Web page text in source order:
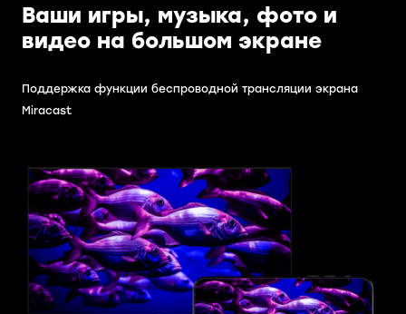
Ваши игры, музыка, фото и
видео на большом экране
Поддержка функции беспроводной трансляции экрана
Miracast